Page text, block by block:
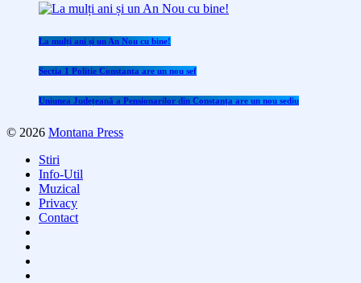
La mulți ani și un An Nou cu bine!
Sectia 1 Politie Constanta are un nou sef
Uniunea Județeană a Pensionarilor din Constanța are un nou sediu
© 2026 Montana Press
Stiri
Info-Util
Muzical
Privacy
Contact